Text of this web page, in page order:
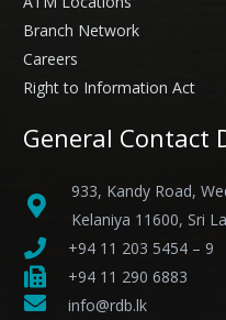
Branch Network
Careers
Right to Information Act
General Contact
933, Kandy Road,
Kelaniya 11600, Sri
+94 11 203 5454 – 9
+94 11 290 6883
info@rdb.lk